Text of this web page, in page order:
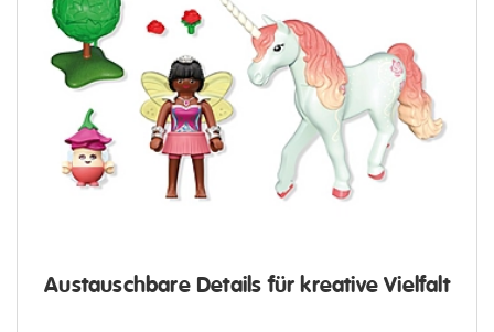
Austauschbare Details für kreative Vielfalt